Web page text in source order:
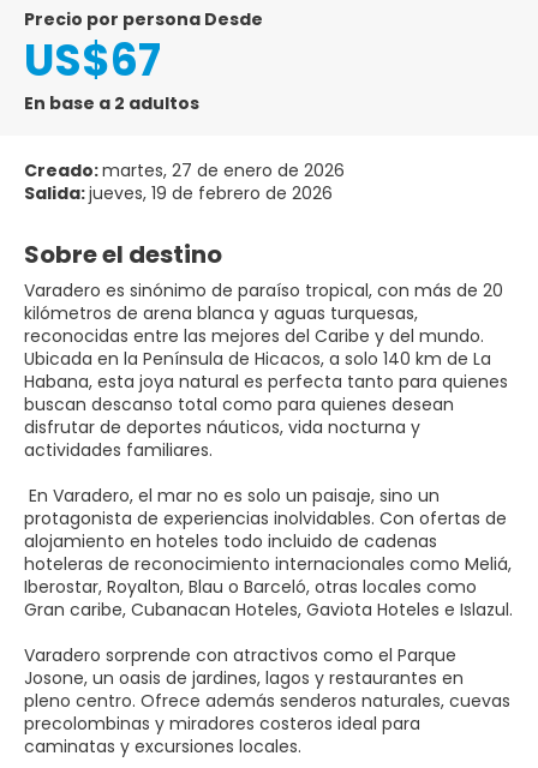
precio por persona Desde
US$67
En base a 2 adultos
Creado:martes, 27 de enero de 2026
Salida:jueves, 19 de febrero de 2026
Sobre el destino
Varadero es sinónimo de paraíso tropical, con más de 20
kilómetros de arena blanca y aguas turquesas,
reconocidas entre las mejores del Caribe y del mundo.
Ubicada en la Península de Hicacos, a solo 140 km de La
Habana, esta joya natural es perfecta tanto para quienes
buscan descanso total como para quienes desean
disfrutar de deportes náuticos, vida nocturna y
actividades familiares.
En Varadero, el mar no es solo un paisaje, sino un
protagonista de experiencias inolvidables. Con ofertas de
alojamiento en hoteles todo incluido de cadenas
hoteleras de reconocimiento internacionales como Meliá,
Iberostar, Royalton, Blau o Barceló, otras locales como
Gran caribe, Cubanacan Hoteles, Gaviota Hoteles e Islazul.
Varadero sorprende con atractivos como el Parque
Josone, un oasis de jardines, lagos y restaurantes en
pleno centro. Ofrece además senderos naturales, cuevas
precolombinas y miradores costeros ideal para
caminatas y excursiones locales.